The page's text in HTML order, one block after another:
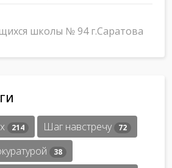
школы № 94 г.Саратова
214 Шаг навстречу 72
38